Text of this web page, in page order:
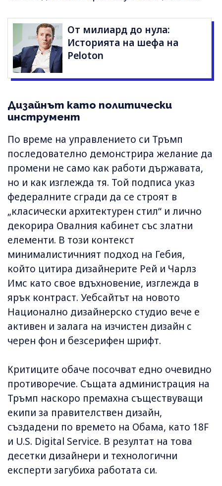
От милиард до нула:
Историята на шефа на
Peloton
Дизайнът като политически
инструмент
По време на управлението си Тръмп
последователно демонстрира желание да
промени не само как работи държавата,
но и как изглежда тя. Той подписа указ
федералните сгради да се строят в
„класически архитектурен стил“ и лично
декорира Овалния кабинет със златни
елементи. В този контекст
минималистичният подход на Гебия,
който цитира дизайнерите Рей и Чарлз
Имс като свое вдъхновение, изглежда в
ярък контраст. Уебсайтът на новото
Национално дизайнерско студио вече е
активен и залага на изчистен дизайн с
черен фон и безсерифен шрифт.
Критиците обаче посочват едно очевидно
противоречие. Същата администрация на
Тръмп наскоро премахна съществуващи
екипи за правителствен дизайн,
създадени по времето на Обама, като 18F
и U.S. Digital Service. В резултат на това
десетки дизайнери и технологични
експерти загубиха работата си.